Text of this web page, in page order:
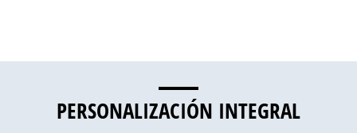
PERSONALIZACIÓN INTEGRAL